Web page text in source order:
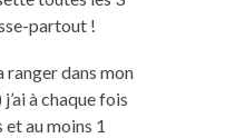
partout !
ranger dans mon
j’ai à chaque fois
au moins 1